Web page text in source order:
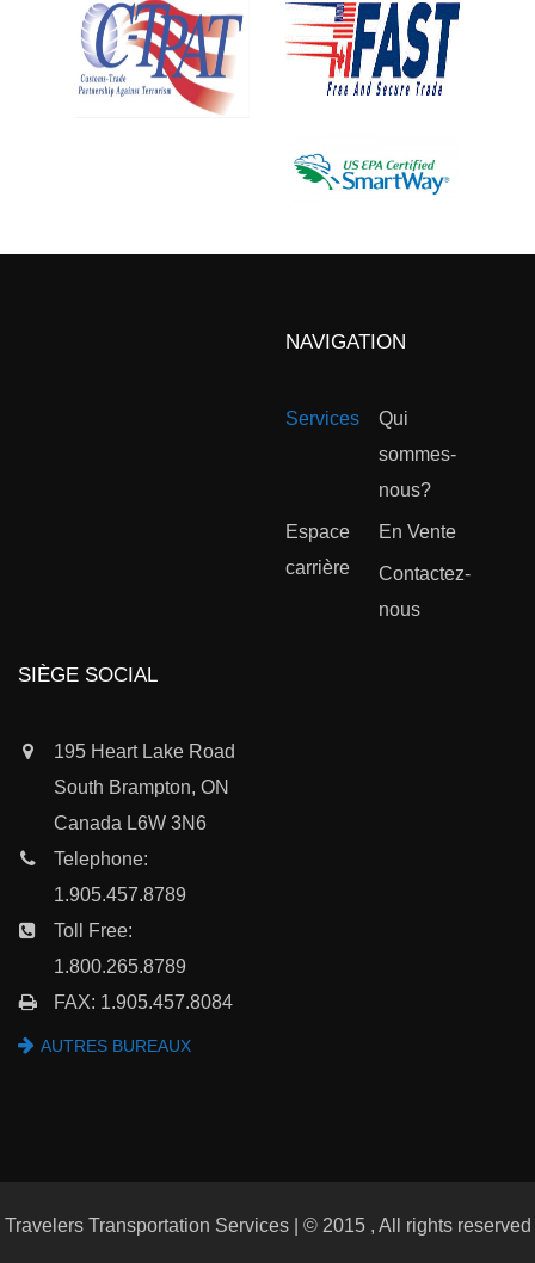
NAVIGATION
Services
Qui
sommes-
nous?
Espace
carrière
En Vente
Contactez-
nous
SIÈGE SOCIAL
195 Heart Lake Road
South Brampton, ON
Canada L6W 3N6
Telephone:
1.905.457.8789
Toll Free:
1.800.265.8789
FAX: 1.905.457.8084
AUTRES BUREAUX
Travelers Transportation Services | © 2015 , All rights reserved